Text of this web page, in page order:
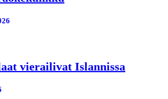
vierailivat Islannissa